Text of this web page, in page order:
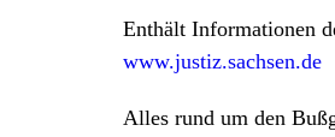
Enthält Informationen
www.justiz.sachsen.de
Alles rund um den